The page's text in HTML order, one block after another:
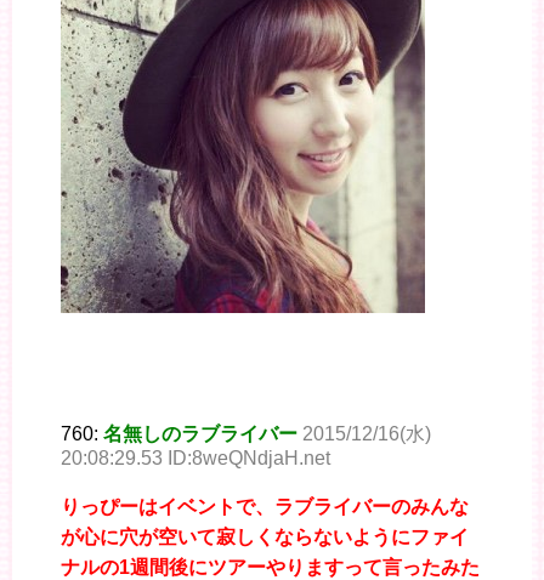
760: 名無しのラブライバー 2015/12/16(水)
20:08:29.53 ID:8weQNdjaH.net
りっぴーはイベントで、ラブライバーのみんな
が心に穴が空いて寂しくならないようにファイ
ナルの1週間後にツアーやりますって言ったみた